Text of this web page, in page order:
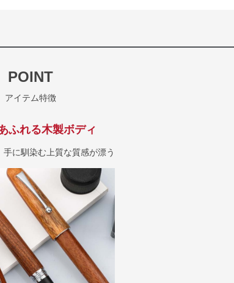
POINT
アイテム特徴
ふれる木製ボディ
に馴染む上質な質感が漂う